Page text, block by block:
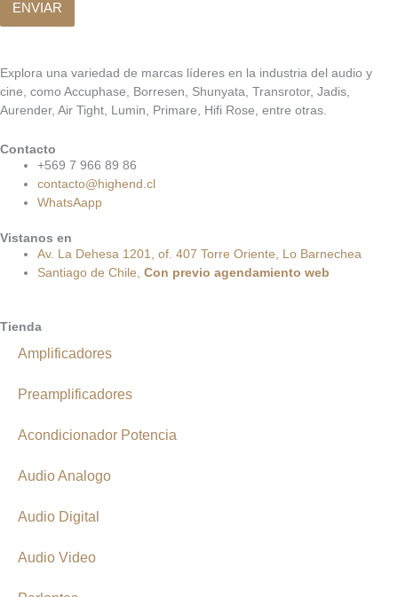
ENVIAR
Explora una variedad de marcas líderes en la industria del audio y
cine, como Accuphase, Borresen, Shunyata, Transrotor, Jadis,
Aurender, Air Tight, Lumin, Primare, Hifi Rose, entre otras.
Contacto
+569 7 966 89 86
contacto@highend.cl
WhatsAapp
Vistanos en
Av. La Dehesa 1201, of. 407 Torre Oriente, Lo Barnechea
Santiago de Chile, Con previo agendamiento web
Tienda
Amplificadores
Preamplificadores
Acondicionador Potencia
Audio Analogo
Audio Digital
Audio Video